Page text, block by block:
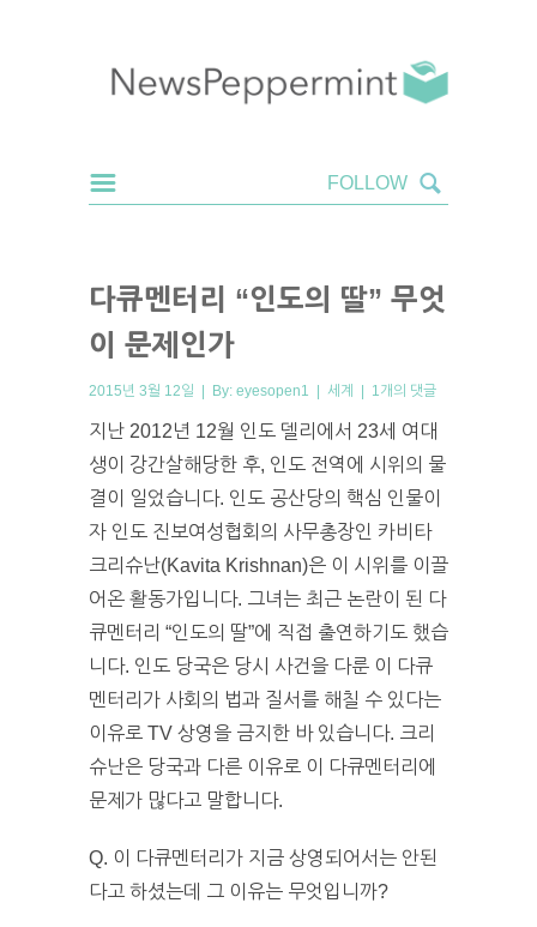
다큐멘터리 “인도의 딸” 무엇
이 문제인가
2015년 3월 12일 | By: eyesopen1 | 세계 | 1개의 댓글
지난 2012년 12월 인도 델리에서 23세 여대
생이 강간살해당한 후, 인도 전역에 시위의 물
결이 일었습니다. 인도 공산당의 핵심 인물이
자 인도 진보여성협회의 사무총장인 카비타
크리슈난(Kavita Krishnan)은 이 시위를 이끌
어온 활동가입니다. 그녀는 최근 논란이 된 다
큐멘터리 “인도의 딸”에 직접 출연하기도 했습
니다. 인도 당국은 당시 사건을 다룬 이 다큐
멘터리가 사회의 법과 질서를 해칠 수 있다는
이유로 TV 상영을 금지한 바 있습니다. 크리
슈난은 당국과 다른 이유로 이 다큐멘터리에
문제가 많다고 말합니다.
Q. 이 다큐멘터리가 지금 상영되어서는 안된
다고 하셨는데 그 이유는 무엇입니까?